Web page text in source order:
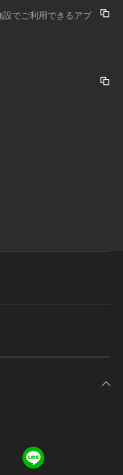
でご利用できるアプ